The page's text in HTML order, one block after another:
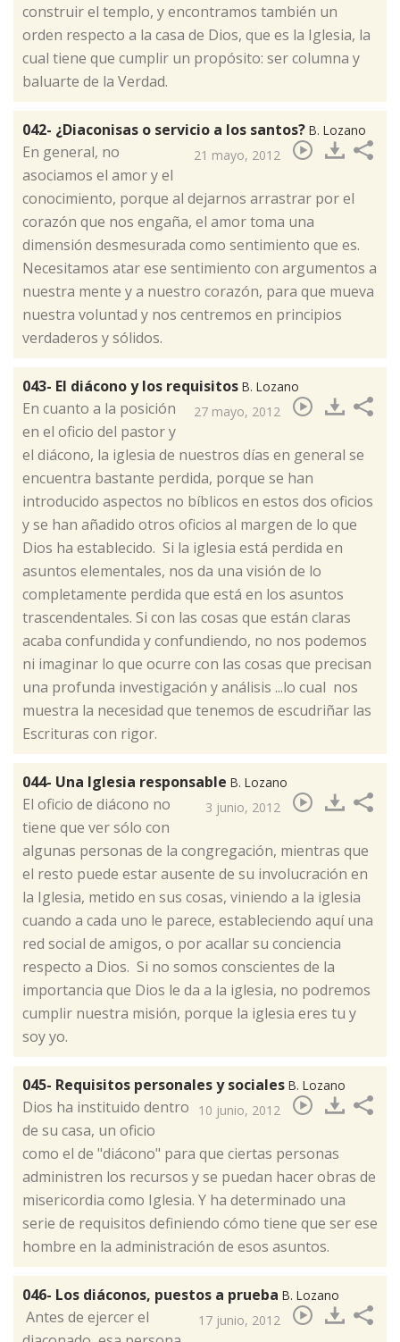
construir el templo, y encontramos también un
orden respecto a la casa de Dios, que es la Iglesia, la
cual tiene que cumplir un propósito: ser columna y
baluarte de la Verdad.
042- ¿Diaconisas o servicio a los santos? B. Lozano
21 mayo, 2012
​​En general, no
asociamos el amor y el
conocimiento, porque al dejarnos arrastrar por el
corazón que nos engaña, el amor toma una
dimensión desmesurada como sentimiento que es.
Necesitamos atar ese sentimiento con argumentos a
nuestra mente y a nuestro corazón, para que mueva
nuestra voluntad y nos centremos en principios
verdaderos y sólidos.
043- El diácono y los requisitos B. Lozano
27 mayo, 2012
​En cuanto a la posición
en el oficio del pastor y
el diácono, la iglesia de nuestros días en general se
encuentra bastante perdida, porque se han
introducido aspectos no bíblicos en estos dos oficios
y se han añadido otros oficios al margen de lo que
Dios ha establecido. Si la iglesia está perdida en
asuntos elementales, nos da una visión de lo
completamente perdida que está en los asuntos
trascendentales. Si con las cosas que están claras
acaba confundida y confundiendo, no nos podemos
ni imaginar lo que ocurre con las cosas que precisan
una profunda investigación y análisis ...lo cual nos
muestra la necesidad que tenemos de escudriñar las
Escrituras con rigor.
044- Una Iglesia responsable B. Lozano
3 junio, 2012
El oficio de diácono no
tiene que ver sólo con
algunas personas de la congregación, mientras que
el resto puede estar ausente de su involucración en
la Iglesia, metido en sus cosas, viniendo a la iglesia
cuando a cada uno le parece, estableciendo aquí una
red social de amigos, o por acallar su conciencia
respecto a Dios. Si no somos conscientes de la
importancia que Dios le da a la iglesia, no podremos
cumplir nuestra misión, porque la iglesia eres tu y
soy yo.
045- Requisitos personales y sociales B. Lozano
10 junio, 2012
​Dios ha instituido dentro
de su casa, un oficio
como el de "diácono" para que ciertas personas
administren los recursos y se puedan hacer obras de
misericordia como Iglesia. Y ha determinado una
serie de requisitos definiendo cómo tiene que ser ese
hombre en la administración de esos asuntos.
046- Los diáconos, puestos a prueba B. Lozano
17 junio, 2012
​ Antes de ejercer el